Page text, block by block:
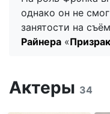
однако он не
занятости на
Райнера «
Актеры 34